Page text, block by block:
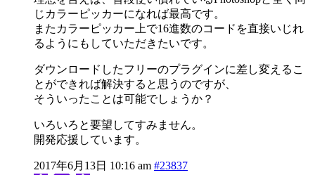
じカラーピッカーになれば最高です。
またカラーピッカー上で16進数のコードを直接いじれ
るようにもしていただきたいです。
ダウンロードしたフリーのプラグインに差し変えるこ
とができれば解決すると思うのですが、
そういったことは可能でしょうか？
いろいろと要望してすみません。
開発応援しています。
2017年6月13日 10:16 am #23837